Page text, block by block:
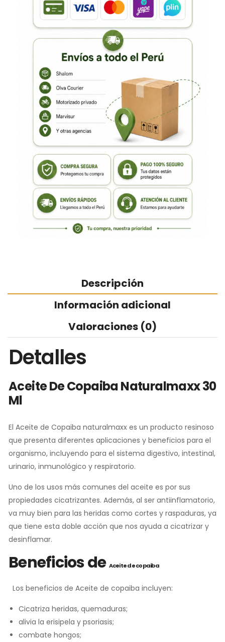
Descripción
Información adicional
Valoraciones (0)
Detalles
Aceite De Copaiba Naturalmaxx 30
Ml
El Aceite de Copaiba naturalmaxx es un producto resinoso
que presenta diferentes aplicaciones y beneficios para el
organismo, incluyendo para el sistema digestivo, intestinal,
urinario, inmunológico y respiratorio.
Uno de los usos más comunes del aceite es por sus
propiedades cicatrizantes. Además, al ser antiinflamatorio,
va muy bien para las heridas como cortes y raspaduras, ya
que tiene esta doble acción que nos ayuda a cicatrizar y
desinflamar.
Beneficios de Aceite de copaiba
Los beneficios de Aceite de copaiba incluyen:
Cicatriza heridas, quemaduras;
alivia la erisipela y psoriasis;
combate hongos;